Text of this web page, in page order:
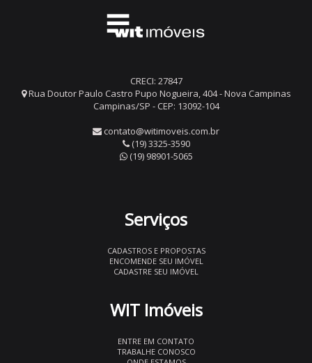
CRECI: 27847
Rua Doutor Paulo Castro Pupo Nogueira, 404 - Nova Campinas
Campinas/SP - CEP: 13092-104
contato@witimoveis.com.br
(19) 3325-3590
(19) 98901-5065
Serviços
CADASTROS E PROPOSTAS
ENCOMENDE SEU IMÓVEL
CADASTRE SEU IMÓVEL
WIT Imóveis
ENTRE EM CONTATO
TRABALHE CONOSCO